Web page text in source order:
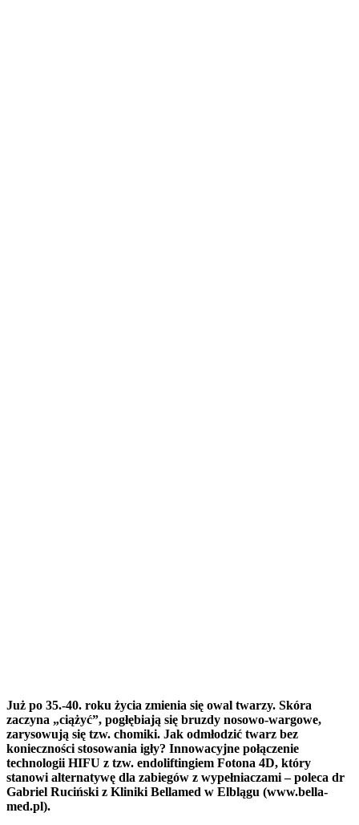
Już po 35.-40. roku życia zmienia się owal twarzy. Skóra
zaczyna „ciążyć”, pogłębiają się bruzdy nosowo-wargowe,
zarysowują się tzw. chomiki. Jak odmłodzić twarz bez
konieczności stosowania igły? Innowacyjne połączenie
technologii HIFU z tzw. endoliftingiem Fotona 4D, który
stanowi alternatywę dla zabiegów z wypełniaczami – poleca dr
Gabriel Ruciński z Kliniki Bellamed w Elblągu (www.bella-
med.pl).